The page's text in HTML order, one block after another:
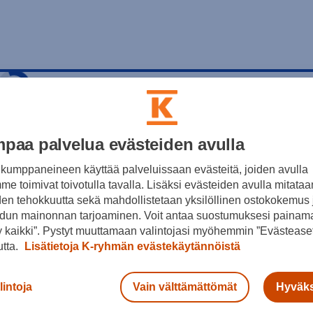
kaikki kuvat (+1)
palvelua evästeiden avulla
käyttää palveluissaan evästeitä, joiden avulla
toimivat toivotulla tavalla. Lisäksi evästeiden avulla
tehokkuutta sekä mahdollistetaan yksilöllinen ostokokemus
mainonnan tarjoaminen. Voit antaa suostumuksesi
kaikki”. Pystyt muuttamaan valintojasi myöhemmin
Lisätietoja K-ryhmän evästekäytännöistä
Vain välttämättömät